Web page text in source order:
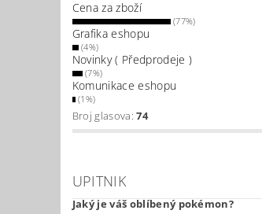
Cena za zboží
(77%)
Grafika eshopu
(4%)
Novinky ( Předprodeje )
(7%)
Komunikace eshopu
(1%)
Broj glasova:74
UPITNIK
Jaký je váš oblíbený pokémon?